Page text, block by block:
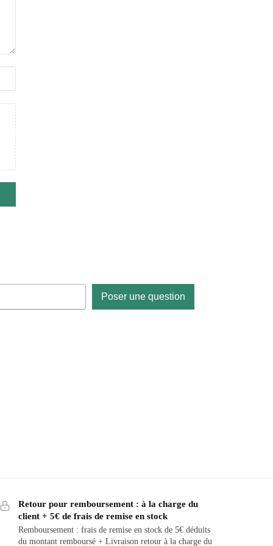
Poser une question
Retour pour remboursement : à la charge du
client + 5€ de frais de remise en stock
Remboursement : frais de remise en stock de 5€ déduits
du montant remboursé + Livraison retour à la charge du